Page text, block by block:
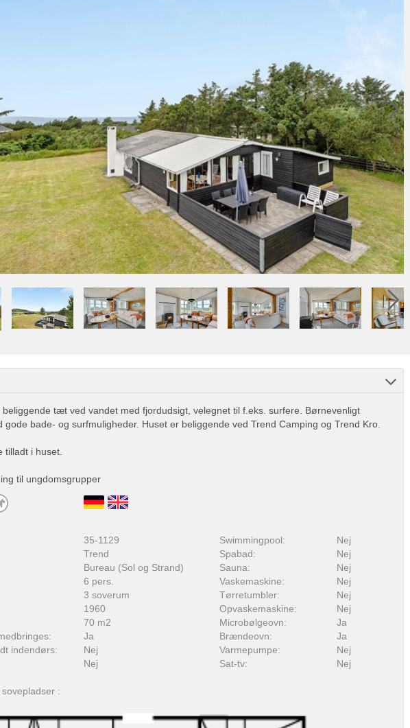
beliggende tæt ved vandet med fjordudsigt, velegnet til f.eks. surfere. Børnevenligt
gode bade- og surfmuligheder. Huset er beliggende ved Trend Camping og Trend Kro.
tilladt i huset.
til ungdomsgrupper
35-1129
Trend
Bureau (Sol og Strand)
6 pers.
3 soverum
1960
70 m2
Ja
indendørs:
Nej
Nej
Swimmingpool:
Nej
Spabad:
Nej
Sauna:
Nej
Vaskemaskine:
Nej
Tørretumbler:
Nej
Opvaskemaskine:
Nej
Microbølgeovn:
Ja
Brændeovn:
Ja
Varmepumpe:
Nej
Sat-tv:
Nej
: